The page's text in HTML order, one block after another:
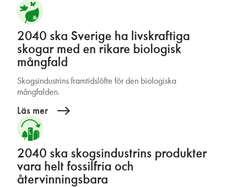
2040 ska Sverige ha livskraftiga
skogar med en rikare biologisk
mångfald
Skogsindustrins framtidslöfte för den biologiska
mångfalden.
Läs mer
2040 ska skogsindustrins produkter
vara helt fossilfria och
återvinningsbara